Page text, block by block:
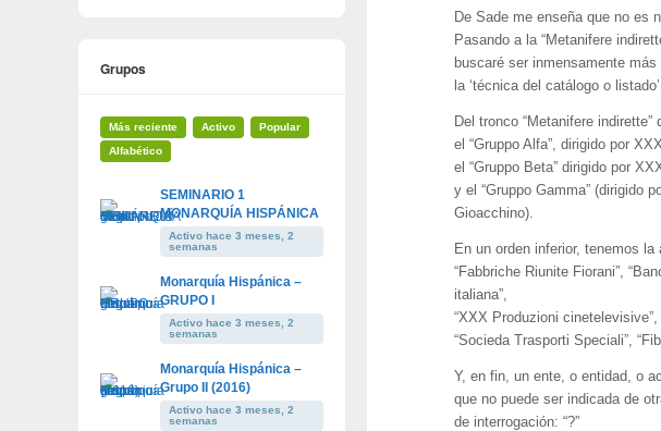
De Sade me enseña que no es
Pasando a la “Metanifere
buscaré ser inmensamente
la ‘técnica del catálogo o
Del tronco “Metanifere
el “Gruppo Alfa”, dirigido por
el “Gruppo Beta” dirigido por
y el “Gruppo Gamma” (dirigido
Gioacchino).
En un orden inferior, tenemos
“Fabbriche Riunite Fiorani”,
italiana”,
“XXX Produzioni
“Socieda Trasporti Speciali”,
Y, en fin, un ente, o entidad, o
que no puede ser indicada de
de interrogación: “?”
Grupos
Más reciente Activo
Popular
Alfabético
SEMINARIO 1
MONARQUÍA HISPÁNICA
Activo hace 3 meses, 2
semanas
Monarquía Hispánica –
GRUPO I
Activo hace 3 meses, 2
semanas
Monarquía Hispánica –
Grupo II (2016)
Activo hace 3 meses, 2
semanas